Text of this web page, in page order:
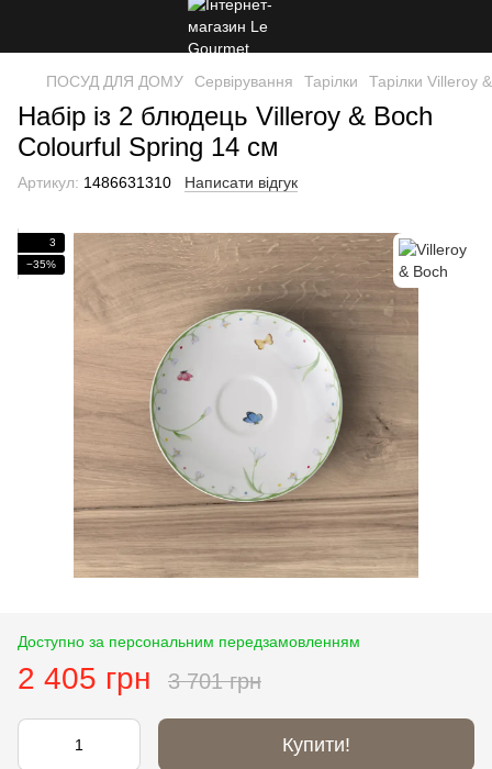
ПОСУД ДЛЯ ДОМУ Сервірування Тарілки Тарілки Villeroy
Набір із 2 блюдець Villeroy & Boch
Colourful Spring 14 см
Артикул: 1486631310 Написати відгук
3
−35%
Доступно за персональним передзамовленням
2 405 грн 3 701 грн
Купити!